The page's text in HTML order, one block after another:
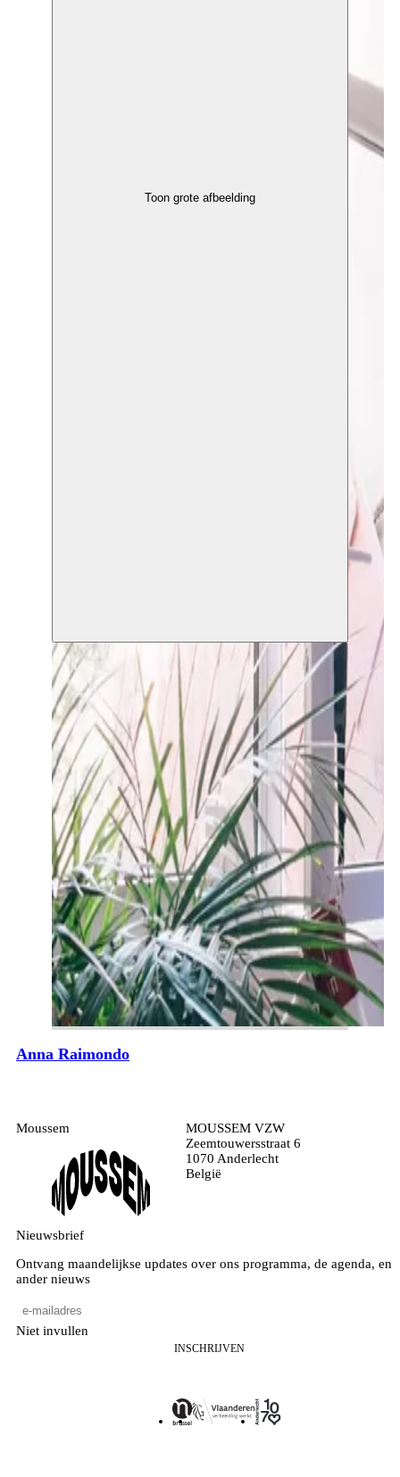
Toon grote afbeelding
Anna Raimondo
Moussem
MOUSSEM VZW
Zeemtouwersstraat 6
1070 Anderlecht
België
Nieuwsbrief
Ontvang maandelijkse updates over ons programma, de agenda, en
ander nieuws
Niet invullen
INSCHRIJVEN